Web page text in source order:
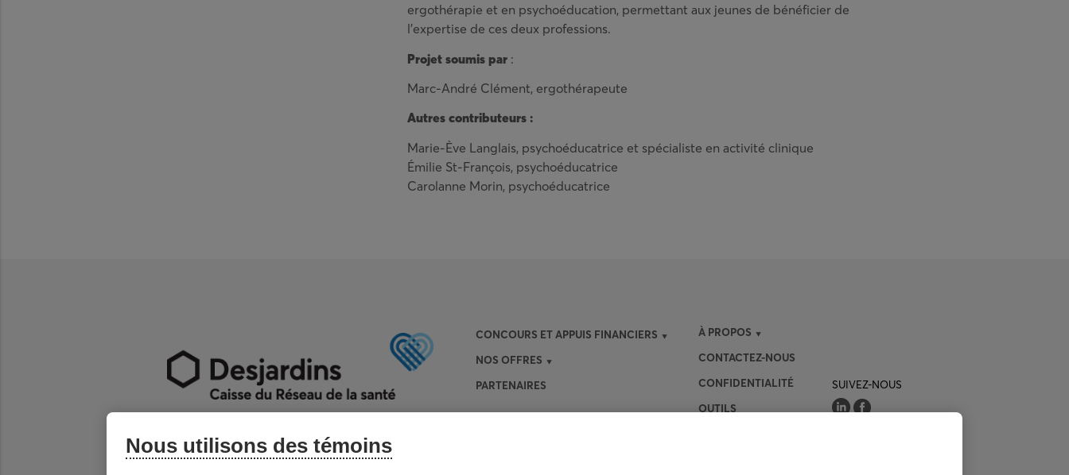
ergothérapie et en psychoéducation, permettant aux jeunes de bénéficier de
l’expertise de ces deux professions.
Projet soumis par :
Marc-André Clément, ergothérapeute
Autres contributeurs :
Marie-Ève Langlais, psychoéducatrice et spécialiste en activité clinique
Émilie St-François, psychoéducatrice
Carolanne Morin, psychoéducatrice
CONCOURS ET APPUIS FINANCIERS
NOS OFFRES
PARTENAIRES
À PROPOS
CONTACTEZ-NOUS
CONFIDENTIALITÉ
OUTILS
SUIVEZ-NOUS
Nous utilisons des témoins